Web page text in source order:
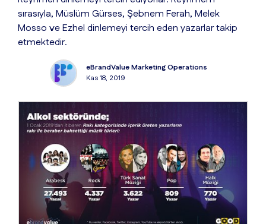
sırasıyla, Müslüm Gürses, Şebnem Ferah, Melek
Mosso ve Ezhel dinlemeyi tercih eden yazarlar takip
etmektedir.
eBrandValue Marketing Operations
Kas 18, 2019